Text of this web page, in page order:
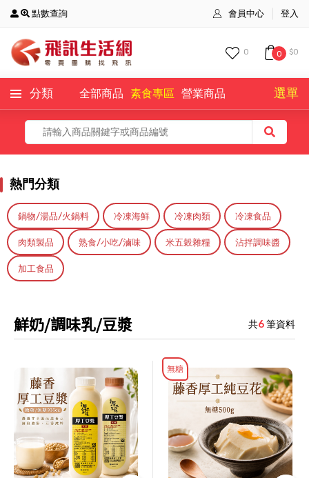
點數查詢 會員中心 登入
0 0 $0
全部商品 素食專區 營業商品
分類 選單
全部商品
熱門分類
鍋物/湯品/火鍋料 冷凍海鮮 冷凍肉類 冷凍食品
肉類製品 熟食/小吃/滷味 米五穀雜糧 沾拌調味醬
加工食品
鮮奶/調味乳/豆漿 共6筆資料
無糖